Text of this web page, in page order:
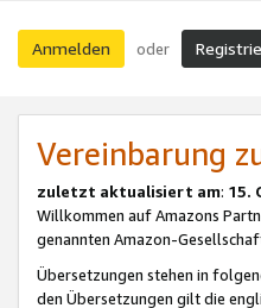
Anmelden oder
Vereinbarung
zuletzt aktualisiert am: 15.
Willkommen auf Amazons
genannten Amazon-
Übersetzungen stehen in
den Übersetzungen gilt die